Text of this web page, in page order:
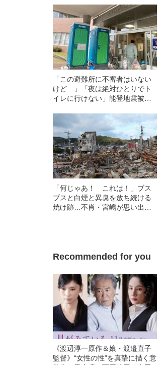
「この避難所に不審者はいない
けど…」「夜は絶対ひとりでト
イレに行けない」能登地震被災
困っていること」
「何じゃあ！ これは！」ブス
ブスと白煙と異臭を放ち続ける
焼け跡…不肖・宮嶋が思い出す
Recommended for you
《渡辺淳一原作＆娘・渡邉直子
監督》“女性の性”を真摯に描く意